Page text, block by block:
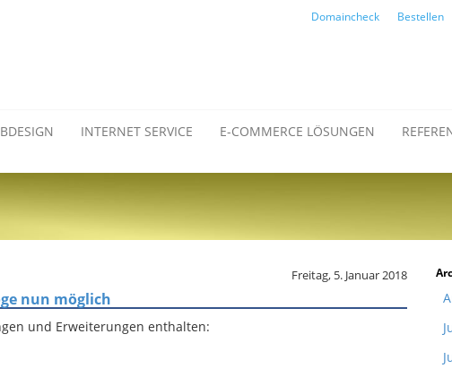
Domaincheck Bestellen
INTERNET SERVICE E-COMMERCE LÖSUNGEN
Freitag, 5. Januar 2018
nun möglich
und Erweiterungen enthalten: